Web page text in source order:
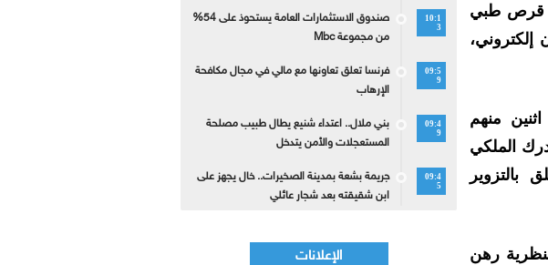
حالة تلبس بحيازة 11 ألف و380 قرصا مهلوسا من نوع “إكستازي” و 2910 قرص طبي
منهم
الملكي
بالتزوير
رهن
10:1
3
صندوق الاستثمارات العامة يستحوذ على 54%
من مجموعة Mbc
09:5
9
فرنسا تعلق تعاونها مع مالي في مجال مكافحة
الإرهاب
09:4
9
بني ملال.. اعتداء شنيع يطال طبيب مصلحة
المستعجلات والأمن يتدخل
09:4
5
جريمة بشعة بمدينة الصخيرات.. خال يجهز على
ابن شقيقته بعد شجار عائلي
الإعلانات